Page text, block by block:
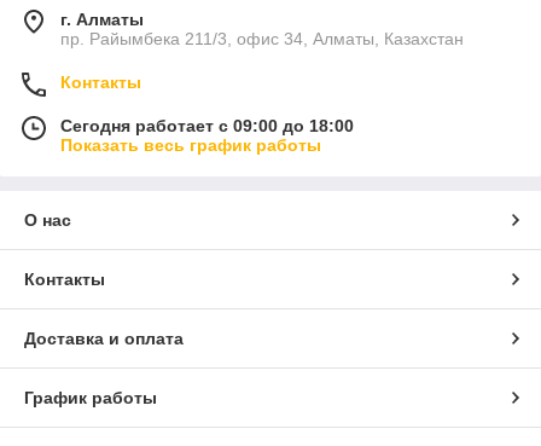
г. Алматы
пр. Райымбека 211/3, офис 34, Алматы, Казахстан
Контакты
Сегодня работает с 09:00 до 18:00
Показать весь график работы
О нас
Контакты
Доставка и оплата
График работы